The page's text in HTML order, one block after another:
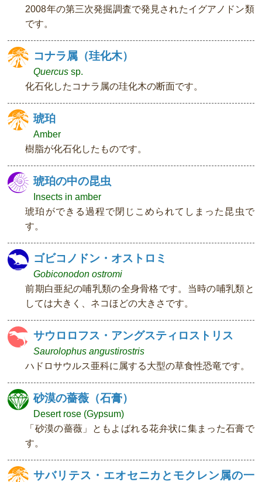
2008年の第三次発掘調査で発見されたイグアノドン類
です。
コナラ属（珪化木）
Quercus sp.
化石化したコナラ属の珪化木の断面です。
琥珀
Amber
樹脂が化石化したものです。
琥珀の中の昆虫
Insects in amber
琥珀ができる過程で閉じこめられてしまった昆虫で
す。
ゴビコノドン・オストロミ
Gobiconodon ostromi
前期白亜紀の哺乳類の全身骨格です。当時の哺乳類と
しては大きく、ネコほどの大きさです。
サウロロフス・アングスティロストリス
Saurolophus angustirostris
ハドロサウルス亜科に属する大型の草食性恐竜です。
砂漠の薔薇（石膏）
Desert rose (Gypsum)
「砂漠の薔薇」ともよばれる花弁状に集まった石膏で
す。
サバリテス・エオセニカとモクレン属の一